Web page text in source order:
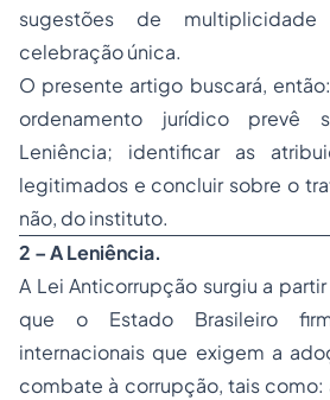
sugestões de
celebração única.
O presente artigo buscará,
ordenamento jurídico prevê
Leniência; identificar as
legitimados e concluir sobre o
não, do instituto.
2 – A Leniência.
A Lei Anticorrupção surgiu a
que o Estado Brasileiro
internacionais que exigem a
combate à corrupção, tais como: